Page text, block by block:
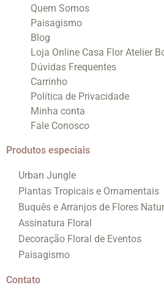
Quem Somos
Paisagismo
Blog
Loja Online Casa Flor Atelier
Dúvidas Frequentes
Carrinho
Política de Privacidade
Minha conta
Fale Conosco
Produtos especiais
Urban Jungle
Plantas Tropicais e Ornamentais
Buquês e Arranjos de Flores
Assinatura Floral
Decoração Floral de Eventos
Paisagismo
Contato